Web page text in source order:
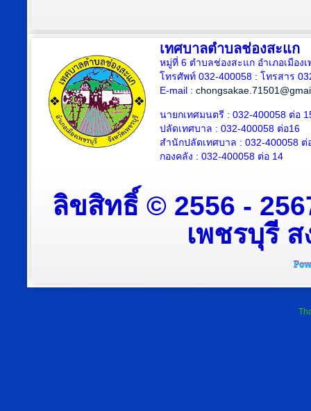
เทศบาลตำบลช่องสะแก
หมู่ที่ 6 ตำบลช่องสะแก อำเภอเมือง
โทรศัพท์ 032-400058 : โทรสาร
E-mail :
นายกเทศมนตรี : 032-400058 ต่อ
ปลัดเทศบาล : 032-400058 ต่อ16
สำนักปลัดเทศบาล : 032-400058 ต่
กองคลัง : 032-400058 ต่อ 14
ลิขสิทธิ์ © 2556 -
เพชรบุรี